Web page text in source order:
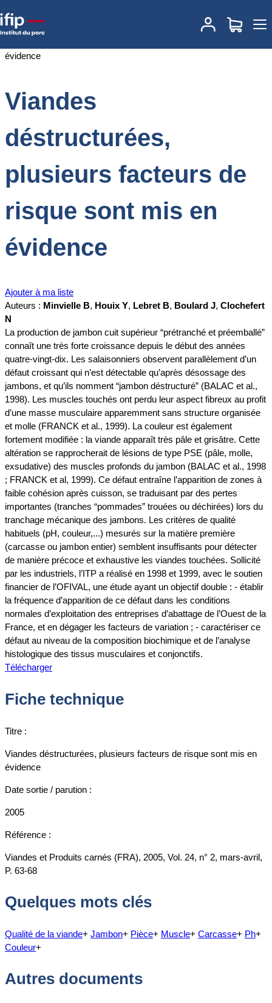
Accueil
Viandes déstructurées, plusieurs
facteurs de risque sont mis en évidence
Viandes
déstructurées,
plusieurs facteurs de
risque sont mis en
évidence
Ajouter à ma liste
Auteurs : Minvielle B, Houix Y, Lebret B, Boulard J, Clochefert
N
La production de jambon cuit supérieur “prétranché et préemballé”
connaît une très forte croissance depuis le début des années
quatre-vingt-dix. Les salaisonniers observent parallèlement d’un
défaut croissant qui n’est détectable qu’après désossage des
jambons, et qu’ils nomment “jambon déstructuré” (BALAC et al.,
1998). Les muscles touchés ont perdu leur aspect fibreux au profit
d’une masse musculaire apparemment sans structure organisée
et molle (FRANCK et al., 1999). La couleur est également
fortement modifiée : la viande apparaît très pâle et grisâtre. Cette
altération se rapprocherait de lésions de type PSE (pâle, molle,
exsudative) des muscles profonds du jambon (BALAC et al., 1998
; FRANCK et al, 1999). Ce défaut entraîne l’apparition de zones à
faible cohésion après cuisson, se traduisant par des pertes
importantes (tranches “pommades” trouées ou déchirées) lors du
tranchage mécanique des jambons. Les critères de qualité
habituels (pH, couleur,...) mesurés sur la matière première
(carcasse ou jambon entier) semblent insuffisants pour détecter
de manière précoce et exhaustive les viandes touchées. Sollicité
par les industriels, l’ITP a réalisé en 1998 et 1999, avec le soutien
financier de l’OFIVAL, une étude ayant un objectif double : - établir
la fréquence d’apparition de ce défaut dans les conditions
normales d’exploitation des entreprises d’abattage de l’Ouest de la
France, et en dégager les facteurs de variation ; - caractériser ce
défaut au niveau de la composition biochimique et de l’analyse
histologique des tissus musculaires et conjonctifs.
Télécharger
Fiche technique
Titre :
Viandes déstructurées, plusieurs facteurs de risque sont mis en
évidence
Date sortie / parution :
2005
Référence :
Viandes et Produits carnés (FRA), 2005, Vol. 24, n° 2, mars-avril,
P. 63-68
Quelques mots clés
Qualité de la viande+ Jambon+ Pièce+ Muscle+ Carcasse+ Ph+
Couleur+
Autres documents